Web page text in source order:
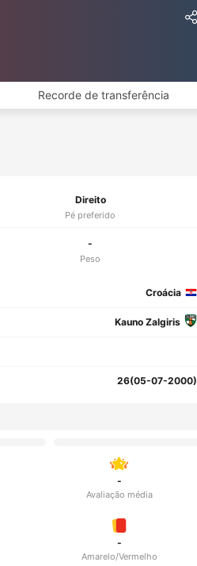
Recorde de transferência
Direito
Pé preferido
-
Peso
Croácia
Kauno Zalgiris
26(05-07-2000)
-
Avaliação média
-
Amarelo/Vermelho